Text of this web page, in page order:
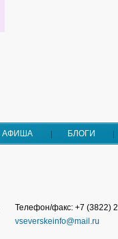
АФИША БЛОГИ
Телефон/факс: +7 (3822)
vseverskeinfo@mail.ru